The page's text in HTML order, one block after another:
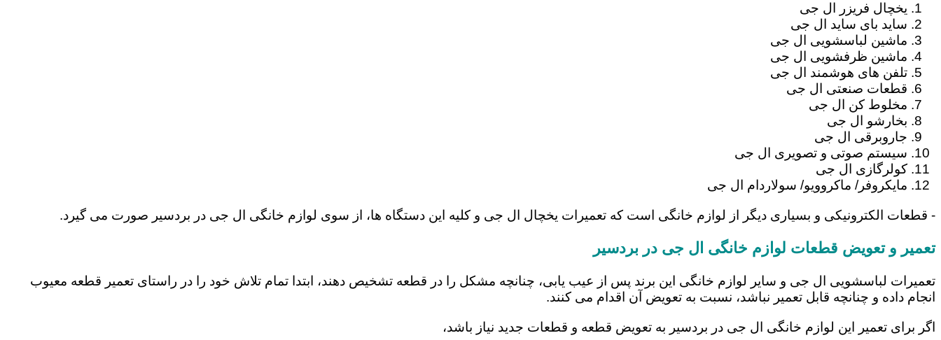
یخچال فریزر ال جی
ساید بای ساید ال جی
ماشین لباسشویی ال جی
ماشین ظرفشویی ال جی
تلفن های هوشمند ال جی
قطعات صنعتی ال جی
مخلوط کن ال جی
بخارشو ال جی
جاروبرقی ال جی
سیستم صوتی و تصویری ال جی
کولرگازی ال جی
مایکروفر/ ماکروویو/ سولاردام ال جی
- قطعات الکترونیکی و بسیاری دیگر از لوازم خانگی است که تعمیرات یخچال ال جی و کلیه این دستگاه ها، از سوی لوازم خانگی ال جی در بردسیر صورت می گیرد.
تعمیر و تعویض قطعات لوازم خانگی ال جی در بردسیر
تعمیرات لباسشویی ال جی و سایر لوازم خانگی این برند پس از عیب یابی، چنانچه مشکل را در قطعه تشخیص دهند، ابتدا تمام تلاش خود را در راستای تعمیر قطعه معیوب
انجام داده و چنانچه قابل تعمیر نباشد، نسبت به تعویض آن اقدام می کنند.
اگر برای تعمیر این لوازم خانگی ال جی در بردسیر به تعویض قطعه و قطعات جدید نیاز باشد،